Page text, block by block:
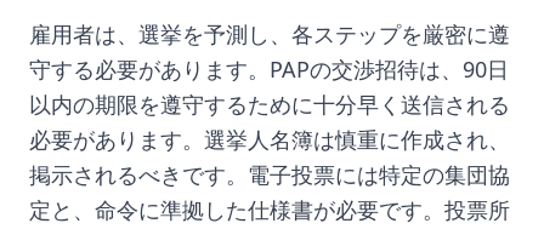
雇用者は、選挙を予測し、各ステップを厳密に遵
守する必要があります。PAPの交渉招待は、90日
以内の期限を遵守するために十分早く送信される
必要があります。選挙人名簿は慎重に作成され、
掲示されるべきです。電子投票には特定の集団協
定と、命令に準拠した仕様書が必要です。投票所